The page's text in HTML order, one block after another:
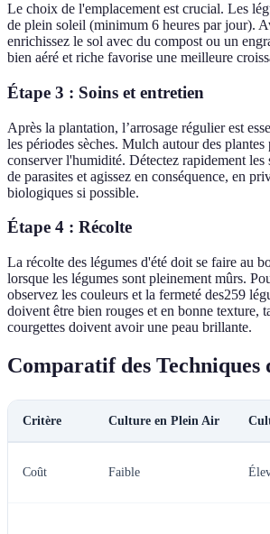
Le choix de l'emplacement est crucial. Les
de plein soleil (minimum 6 heures par jour).
enrichissez le sol avec du compost ou un
bien aéré et riche favorise une meilleure
Étape 3 : Soins et entretien
Après la plantation, l’arrosage régulier est
les périodes sèches. Mulch autour des plantes
conserver l'humidité. Détectez rapidement les
de parasites et agissez en conséquence, en
biologiques si possible.
Étape 4 : Récolte
La récolte des légumes d'été doit se faire au
lorsque les légumes sont pleinement mûrs.
observez les couleurs et la fermeté des259
doivent être bien rouges et en bonne texture,
courgettes doivent avoir une peau brillante.
Comparatif des Techniques
Critère Culture en Plein Air
Coût Faible